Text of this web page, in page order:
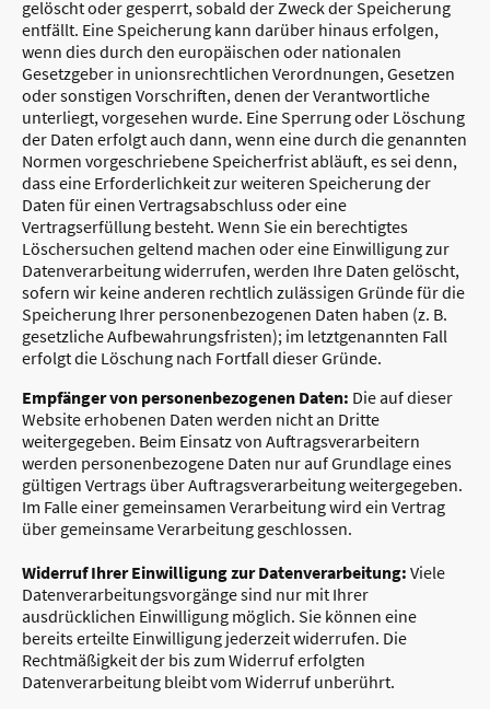
gelöscht oder gesperrt, sobald der Zweck der Speicherung
entfällt. Eine Speicherung kann darüber hinaus erfolgen,
wenn dies durch den europäischen oder nationalen
Gesetzgeber in unionsrechtlichen Verordnungen, Gesetzen
oder sonstigen Vorschriften, denen der Verantwortliche
unterliegt, vorgesehen wurde. Eine Sperrung oder Löschung
der Daten erfolgt auch dann, wenn eine durch die genannten
Normen vorgeschriebene Speicherfrist abläuft, es sei denn,
dass eine Erforderlichkeit zur weiteren Speicherung der
Daten für einen Vertragsabschluss oder eine
Vertragserfüllung besteht. Wenn Sie ein berechtigtes
Löschersuchen geltend machen oder eine Einwilligung zur
Datenverarbeitung widerrufen, werden Ihre Daten gelöscht,
sofern wir keine anderen rechtlich zulässigen Gründe für die
Speicherung Ihrer personenbezogenen Daten haben (z. B.
gesetzliche Aufbewahrungsfristen); im letztgenannten Fall
erfolgt die Löschung nach Fortfall dieser Gründe.
Empfänger von personenbezogenen Daten: Die auf dieser
Website erhobenen Daten werden nicht an Dritte
weitergegeben. Beim Einsatz von Auftragsverarbeitern
werden personenbezogene Daten nur auf Grundlage eines
gültigen Vertrags über Auftragsverarbeitung weitergegeben.
Im Falle einer gemeinsamen Verarbeitung wird ein Vertrag
über gemeinsame Verarbeitung geschlossen.
Widerruf Ihrer Einwilligung zur Datenverarbeitung: Viele
Datenverarbeitungsvorgänge sind nur mit Ihrer
ausdrücklichen Einwilligung möglich. Sie können eine
bereits erteilte Einwilligung jederzeit widerrufen. Die
Rechtmäßigkeit der bis zum Widerruf erfolgten
Datenverarbeitung bleibt vom Widerruf unberührt.